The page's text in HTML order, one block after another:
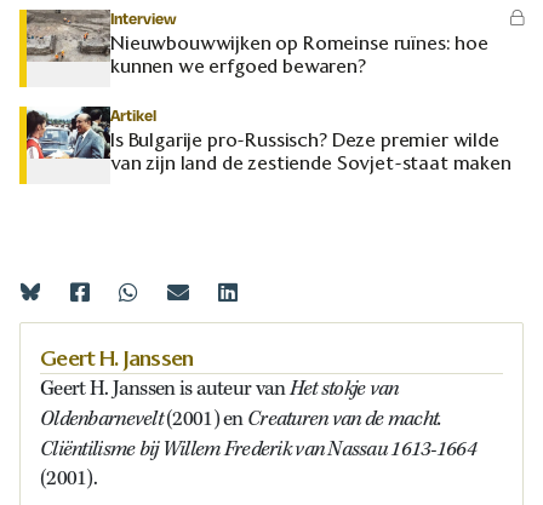
Interview
Nieuwbouwwijken op Romeinse ruïnes: hoe
kunnen we erfgoed bewaren?
Artikel
Is Bulgarije pro-Russisch? Deze premier wilde
van zijn land de zestiende Sovjet-staat maken
Geert H. Janssen
Geert H. Janssen is auteur vanHet stokje van
Oldenbarnevelt(2001) enCreaturen van de macht.
Cliëntilisme bij Willem Frederik van Nassau 1613-1664
(2001).